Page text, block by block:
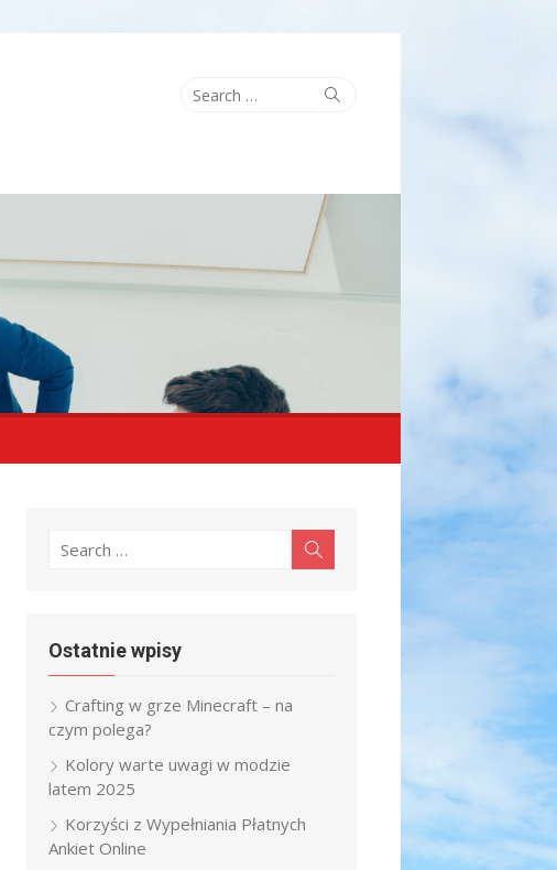
Search
Search
Search
Ostatnie wpisy
Crafting w grze Minecraft – na
czym polega?
Kolory warte uwagi w modzie
latem 2025
Korzyści z Wypełniania Płatnych
Ankiet Online